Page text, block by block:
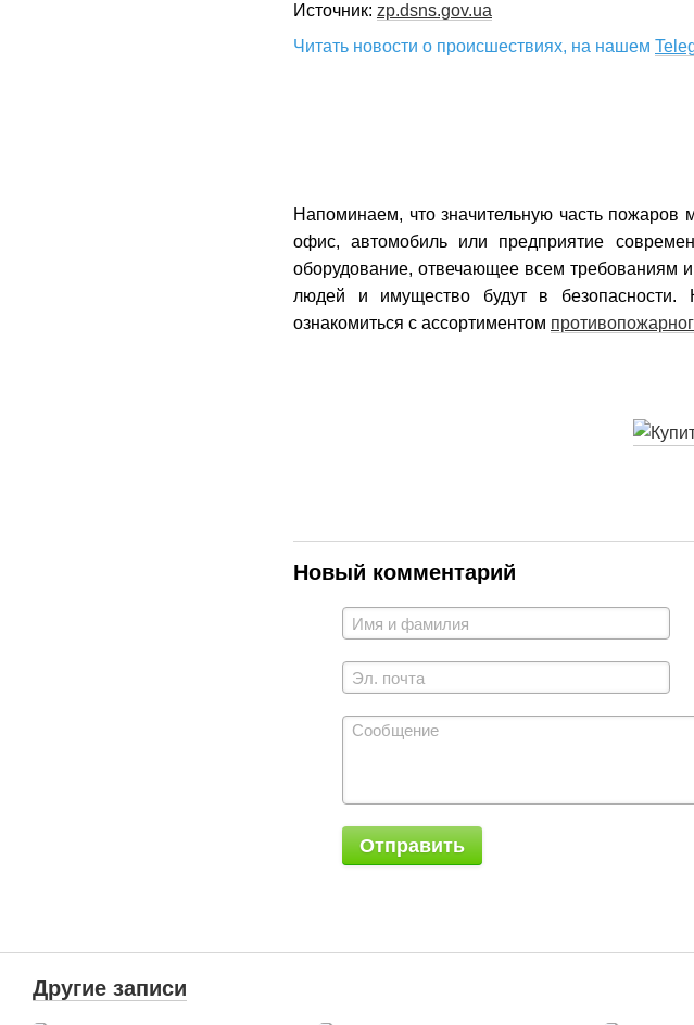
Источник: zp.dsns.gov.ua
Читать новости о происшествиях, на нашем
Напоминаем, что значительную часть
офис, автомобиль или предприятие
оборудование, отвечающее всем требованиям
людей и имущество будут в
ознакомиться с ассортиментом
Новый комментарий
Отправить
Другие записи